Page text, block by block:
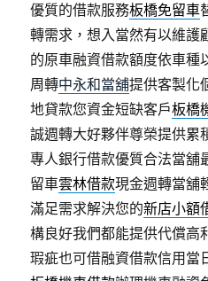
優質的借款服務板橋免留車
轉需求，想入當然有以維護
的原車融資借款額度依車種
周轉中永和當舖提供客製化
地貸款您資金短缺客戶板橋
誠週轉大好夥伴尊榮提供累
專人銀行借款優質合法當舖
留車雲林借款現金週轉當舖
滿足需求解決您的新店小額
構良好我們都能提供代償高
瑕疵也可借融資借款信用當